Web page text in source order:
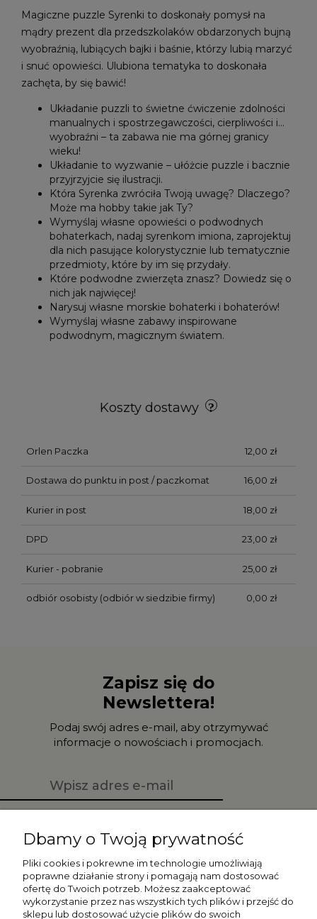
Magiczne puzzle Syrenki to doskonały pomysł na
mądry prezent dla przedszkolaków obdarzonych bujną
wyobraźnią, lubiących bajki i baśnie, którzy lubią marzyć
i snuć opowieści. Ulubiona tematyka to doskonała
zachęta, by się bawić!
Układanie puzzli to świetne ćwiczenie zdolności
manualnych i spostrzegawczości, cierpliwości i…
wyobraźni – ta zabawa nie ma górnej granicy
wieku!
Układanie to wyzwanie – ułóżcie puzzle i bacznie
przyjrzyjcie się ilustracji.
Która Syrenka zwróciła Twoją uwagę? Dlaczego?
Może ma hobby takie jak Ty?
Wymyślaj własne opowieści o podwodnych
bohaterkach, nadaj syrenkom imiona, zaprojektuj
dla nich pasujące kolorystycznie lub tematycznie
przedmioty, które by im się przydały.
Które podwodne zwierzęta znasz? Dowiedz się o
nich jak najwięcej!
Narysuj własne morskie bohaterki i bohaterów!
Wymyślaj własne zabawy inspirowane
podwodnym, magicznym światem.
Koszty dostawy
Orlen Paczka 12,00 zł
Dostawa do punktu in post / paczkomat 16,00 zł
Kurier in post 18,00 zł
DPD 23,00 zł
Kurier - pobranie 25,00 zł
odbiór osobisty(odbiór w siedzibie firmy) 0,00 zł
Zapisz się do
Newslettera!
Podaj swój adres e-mail, aby otrzymywać
informacje o nowościach i promocjach.
Moje konto
Dbamy o Twoją prywatność
Pliki cookies i pokrewne im technologie umożliwiają
poprawne działanie strony i pomagają nam dostosować
ofertę do Twoich potrzeb. Możesz zaakceptować
wykorzystanie przez nas wszystkich tych plików i przejść do
sklepu lub dostosować użycie plików do swoich